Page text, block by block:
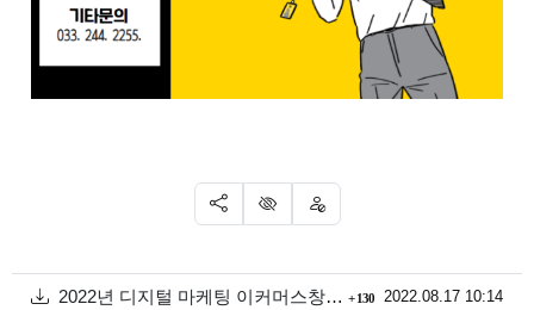
SNS 공유
신고 차단
첨부 2022년 디지털 마케팅 이커머스창업과정 공고문 및 신청서1.hwp 130회 다운로드
등록일
2022.08.17 10:14